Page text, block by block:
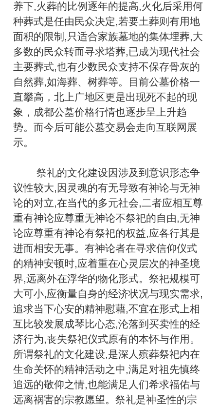
养下,火葬的比例逐年的提高,火化后采用何
种葬式是任由民众决定,若要土葬则有用地
面积的限制,只适合家族墓地的集体埋葬,大
多数的民众转而寻求塔葬,已成为现代社会
主要葬式,也有少数民众支持不保存骨灰的
自然葬,如海葬、树葬等。目前公墓价格一
直攀高，北上广地区更是出现死不起的现
象，成都公墓价格行情也逐步呈上升趋
势。而今后可能公墓交易会走向互联网展
示。
祭礼的文化建设因涉及到意识形态争
议性较大,因灵魂的有无导致有神论与无神
论的对立,在当代的多元社会,二者应相互尊
重有神论应尊重无神论不祭祀的自由,无神
论应尊重有神论有祭祀的权益,应各行其是
进而相安无事。有神论者在寻求信仰仪式
的精神安顿时,应着重在心灵层次的神圣境
界,远离外在浮华的物化形式。祭祀规模可
大可小,应衡量自身的经济状况与现实需求,
追求当下心安的精神慰藉,不宜在形式上相
互比较发展成琴比心态,沦落到买卖性的经
济行为,丧失祭祀仪式原有的本怀与作用。
所谓祭礼的文化建设,是深人殡葬祭祀内在
生命关怀的精神活动之中,满足对祖先慎终
追远的敬仰之情,也能满足人们希求福佑与
远离祸害的宗教愿望。祭礼是神圣性的宗